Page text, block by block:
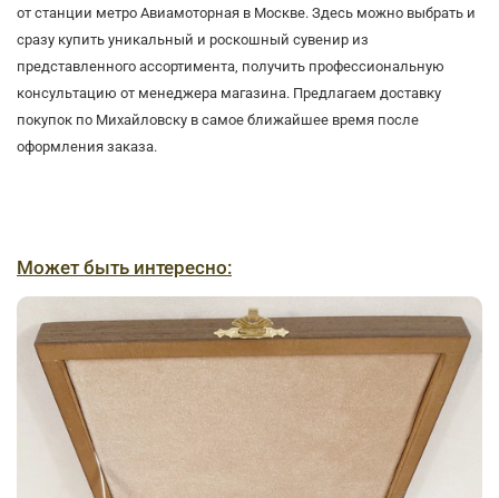
от станции метро Авиамоторная в Москве. Здесь можно выбрать и
сразу купить уникальный и роскошный сувенир из
представленного ассортимента, получить профессиональную
консультацию от менеджера магазина. Предлагаем доставку
покупок по Михайловску в самое ближайшее время после
оформления заказа.
Может быть интересно: